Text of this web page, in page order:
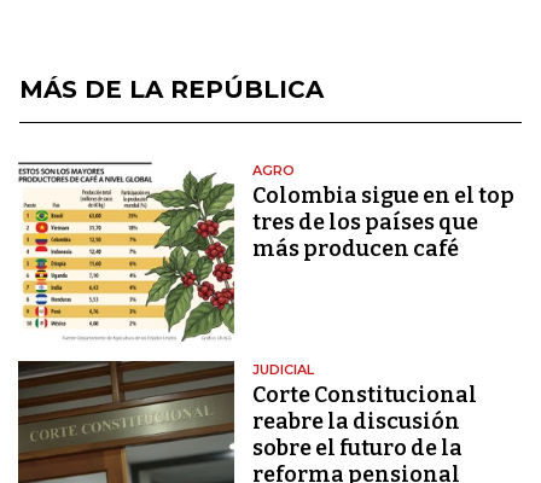
MÁS DE LA REPÚBLICA
AGRO
Colombia sigue en el top
tres de los países que
más producen café
JUDICIAL
Corte Constitucional
reabre la discusión
sobre el futuro de la
reforma pensional